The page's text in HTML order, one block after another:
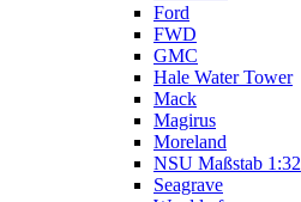
Ford
FWD
GMC
Hale Water Tower
Mack
Magirus
Moreland
NSU Maßstab 1:32
Seagrave